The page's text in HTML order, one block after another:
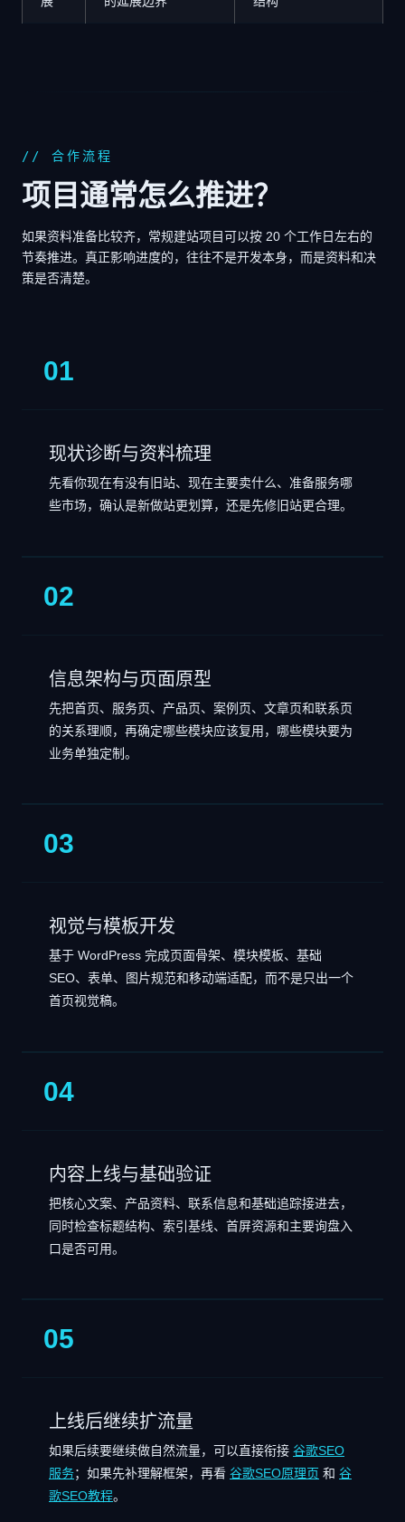
// 合作流程
项目通常怎么推进？
如果资料准备比较齐，常规建站项目可以按 20 个工作日左右的
节奏推进。真正影响进度的，往往不是开发本身，而是资料和决
策是否清楚。
01
现状诊断与资料梳理
先看你现在有没有旧站、现在主要卖什么、准备服务哪
些市场，确认是新做站更划算，还是先修旧站更合理。
02
信息架构与页面原型
先把首页、服务页、产品页、案例页、文章页和联系页
的关系理顺，再确定哪些模块应该复用，哪些模块要为
业务单独定制。
03
视觉与模板开发
基于 WordPress 完成页面骨架、模块模板、基础
SEO、表单、图片规范和移动端适配，而不是只出一个
首页视觉稿。
04
内容上线与基础验证
把核心文案、产品资料、联系信息和基础追踪接进去，
同时检查标题结构、索引基线、首屏资源和主要询盘入
口是否可用。
05
上线后继续扩流量
如果后续要继续做自然流量，可以直接衔接 谷歌SEO
服务；如果先补理解框架，再看 谷歌SEO原理页 和 谷
歌SEO教程。